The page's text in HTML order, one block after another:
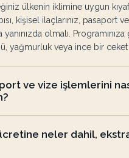
ülkenin iklimine uygun
kişisel ilaçlarınız, pasaport
yanınızda olmalı.
yağmurluk veya ince bir
ve vize işlemlerini
neler dahil,